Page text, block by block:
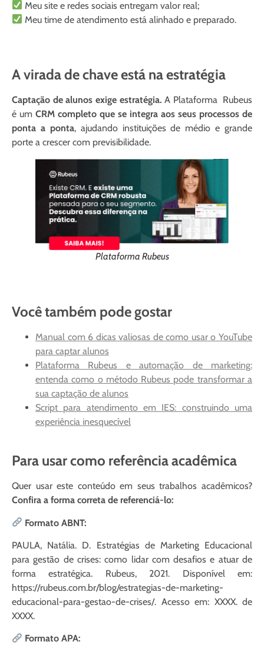
Meu site e redes sociais entregam valor real;
Meu time de atendimento está alinhado e preparado.
A virada de chave está na estratégia
Captação de alunos exige estratégia.A Plataforma Rubeus
é um CRM completo que se integra aos seus processos de
ponta a ponta, ajudando instituições de médio e grande
porte a crescer com previsibilidade.
Plataforma Rubeus
Você também pode gostar
Manual com 6 dicas valiosas de como usar o YouTube
para captar alunos
Plataforma Rubeus e automação de marketing:
entenda como o método Rubeus pode transformar a
sua captação de alunos
Script para atendimento em IES: construindo uma
experiência inesquecível
Para usar como referência acadêmica
Quer usar este conteúdo em seus trabalhos acadêmicos?
Confira a forma correta de referenciá-lo:
Formato ABNT:
PAULA, Natália. D. Estratégias de Marketing Educacional
para gestão de crises: como lidar com desafios e atuar de
forma estratégica. Rubeus, 2021. Disponível em:
https://rubeus.com.br/blog/estrategias-de-marketing-
educacional-para-gestao-de-crises/. Acesso em: XXXX. de
XXXX.
Formato APA: